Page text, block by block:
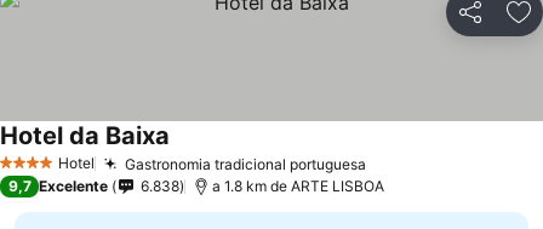
Partilhar
4 EstrelasHotel Gastronomia tradicional portuguesa
Hotel da Baixa
9,7 Excelente 6.838 a 1.8 km de ARTE LISBOA